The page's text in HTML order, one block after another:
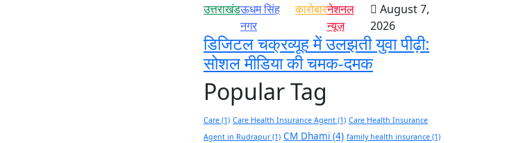
उत्तराखंडऊधम सिंह
नगर
कारोबारनेशनल
न्यूज़
August 7,
2026
डिजिटल चक्रव्यूह में उलझती युवा पीढ़ी:
सोशल मीडिया की चमक-दमक
Popular Tag
Care (1) Care Health Insurance Agent (1) Care Health Insurance
Agent in Rudrapur(1) CM Dhami (4) family health insurance (1)